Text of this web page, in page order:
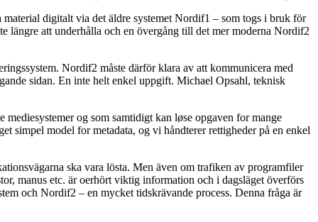
digitalt via det äldre systemet Nordif1 – som togs i bruk för
längre att underhålla och en övergång till det mer moderna Nordif2
Nordif2 måste därför klara av att kommunicera med
sidan. En inte helt enkel uppgift. Michael Opsahl, teknisk
og som samtidigt kan løse opgaven for mange
simpel model for metadata, og vi håndterer rettigheder på en enkel
ska vara lösta. Men även om trafiken av programfiler
manus etc. är oerhört viktig information och i dagsläget överförs
och Nordif2 – en mycket tidskrävande process. Denna fråga är